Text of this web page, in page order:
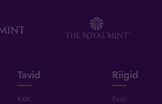
Tavid
KKK
Riigid
Eesti